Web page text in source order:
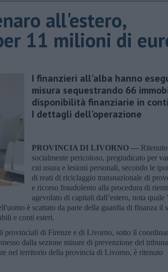
all'estero,
11 milioni di
I finanzieri all'alba hanno
misura sequestrando 66
disponibilità finanziarie in
I dettagli dell'operazione
PROVINCIA DI LIVORNO — Ritenuto
socialmente pericoloso, pregiudicato per
cui usura e lesioni personali, secondo le
di reati di riciclaggio transnazionale di
e ricorso fraudolento alla procedura di
agevolato di capitali dall’estero, nota quale
è scattato da parte della guardia di finanza il
e conti esteri.
provinciali di Firenze e di Livorno, sotto il
dalla sezione misure di prevenzione del
nel territorio della provincia di Livorno, è ritenuto